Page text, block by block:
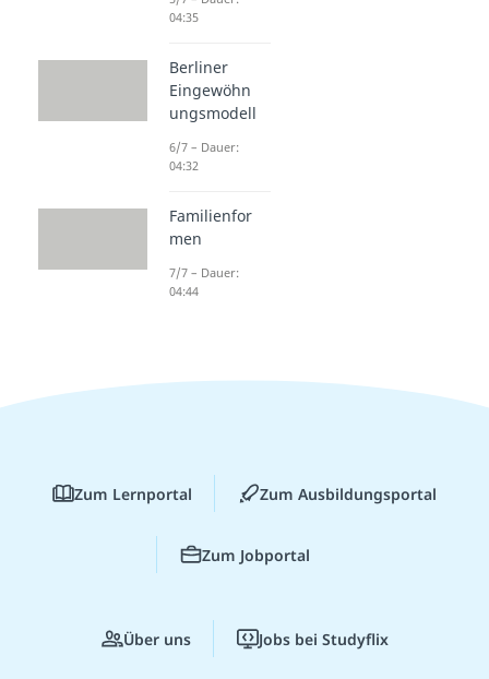
04:35
Berliner
Eingewöhn
ungsmodell
6/7 – Dauer:
04:32
Familienfor
men
7/7 – Dauer:
04:44
Zum Lernportal Zum Ausbildungsportal
Zum Jobportal
Über uns Jobs bei Studyflix